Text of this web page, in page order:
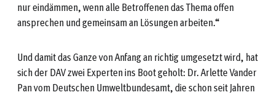
nur eindämmen, wenn alle Betroffenen das Thema offen
ansprechen und gemeinsam an Lösungen arbeiten.“
Und damit das Ganze von Anfang an richtig umgesetzt wird, hat
sich der DAV zwei Experten ins Boot geholt: Dr. Arlette Vander
Pan vom Deutschen Umweltbundesamt, die schon seit Jahren